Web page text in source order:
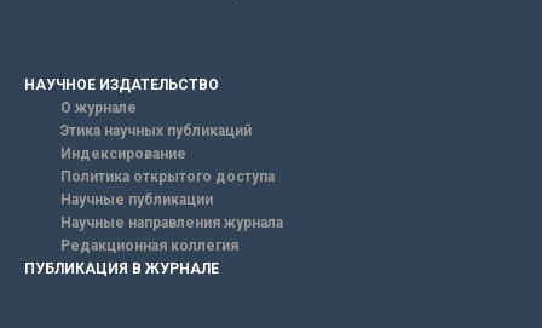
НАУЧНОЕ ИЗДАТЕЛЬСТВО
О журнале
Этика научных публикаций
Индексирование
Политика открытого доступа
Научные публикации
Научные направления журнала
Редакционная коллегия
ПУБЛИКАЦИЯ В ЖУРНАЛЕ